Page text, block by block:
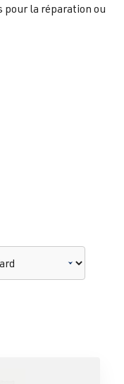
pour la réparation ou